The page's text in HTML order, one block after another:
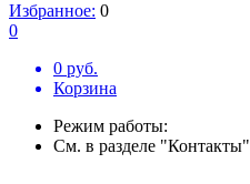
Избранное: 0
0
0 руб.
Корзина
Режим работы:
См. в разделе "Контакты"